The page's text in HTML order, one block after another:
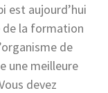
est aujourd’hui
de la formation
de
une meilleure
devez